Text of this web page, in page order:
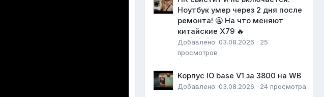
Ноутбук умер через 2 дня после
ремонта! 🤬 На что меняют
китайские X79 🔥
Добавлено: 03.08.2026 · 25
просмотров
Корпус IO base V1 за 3800 на WB
Добавлено: 03.08.2026 · 24 просмотра